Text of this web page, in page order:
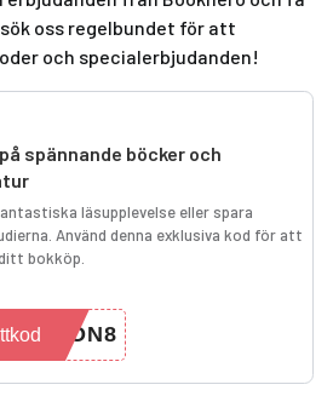
oss regelbundet för att
och specialerbjudanden!
spännande böcker och
läsupplevelse eller spara
Använd denna exklusiva kod för att
bokköp.
ION8